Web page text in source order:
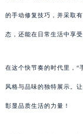
的手动修复技巧，并采取
态，还能在日常生活中享
在这个快节奏的时代里，“
风格与品味的独特展示。
彰显品质生活的力量！